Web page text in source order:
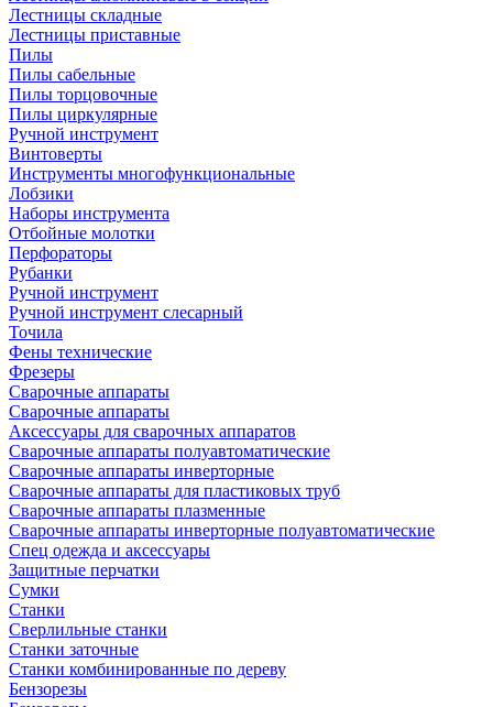
Лестницы складные
Лестницы приставные
Пилы
Пилы сабельные
Пилы торцовочные
Пилы циркулярные
Ручной инструмент
Винтоверты
Инструменты многофункциональные
Лобзики
Наборы инструмента
Отбойные молотки
Перфораторы
Рубанки
Ручной инструмент
Ручной инструмент слесарный
Точила
Фены технические
Фрезеры
Сварочные аппараты
Сварочные аппараты
Аксессуары для сварочных аппаратов
Сварочные аппараты полуавтоматические
Сварочные аппараты инверторные
Сварочные аппараты для пластиковых труб
Сварочные аппараты плазменные
Сварочные аппараты инверторные полуавтоматические
Спец одежда и аксессуары
Защитные перчатки
Сумки
Станки
Сверлильные станки
Станки заточные
Станки комбинированные по дереву
Бензорезы